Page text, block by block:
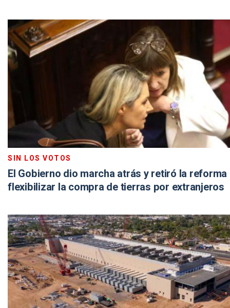
SIN LOS VOTOS
El Gobierno dio marcha atrás y retiró la reforma
flexibilizar la compra de tierras por extranjeros